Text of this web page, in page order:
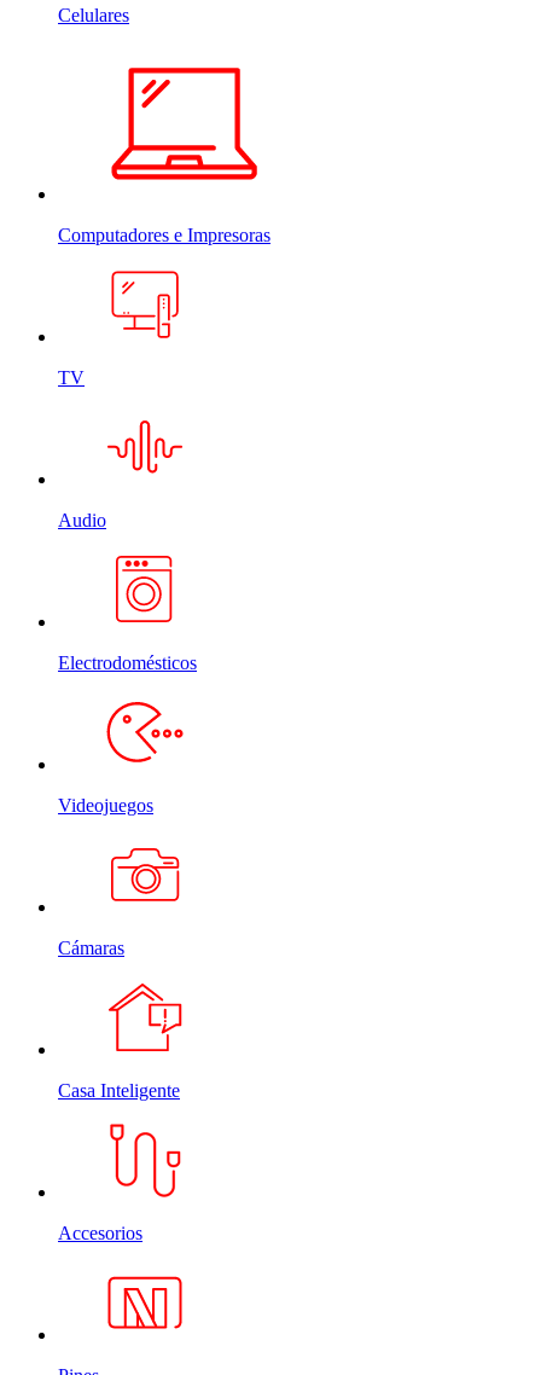
Celulares
Computadores e Impresoras
TV
Audio
Electrodomésticos
Videojuegos
Cámaras
Casa Inteligente
Accesorios